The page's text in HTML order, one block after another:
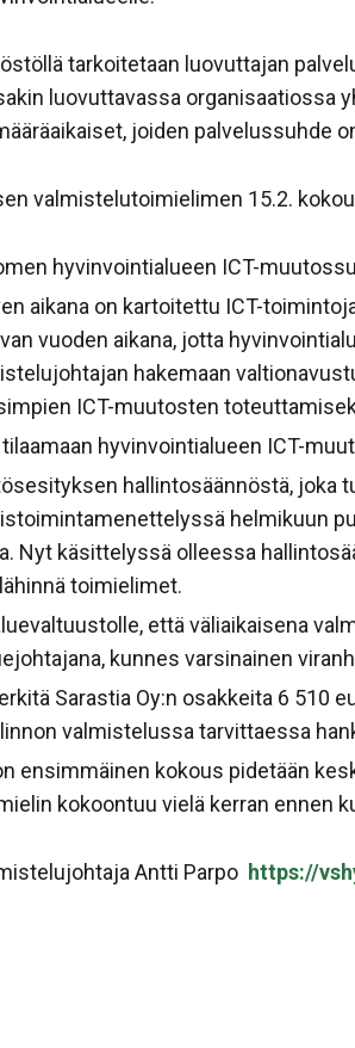
tarkoitetaan luovuttajan
luovuttavassa organisaatiossa
joiden palvelussuhde
valmistelutoimielimen 15.2.
hyvinvointialueen ICT-
aikana on kartoitettu ICT-
vuoden aikana, jotta
hakemaan
ICT-muutosten
hyvinvointialueen ICT-
hallintosäännöstä, joka
helmikuun
Nyt käsittelyssä olleessa
toimielimet.
että väliaikaisena
kunnes varsinainen
Sarastia Oy:n osakkeita 6 510
valmistelussa tarvittaessa
ensimmäinen kokous pidetään
kokoontuu vielä kerran ennen
Antti Parpo https://